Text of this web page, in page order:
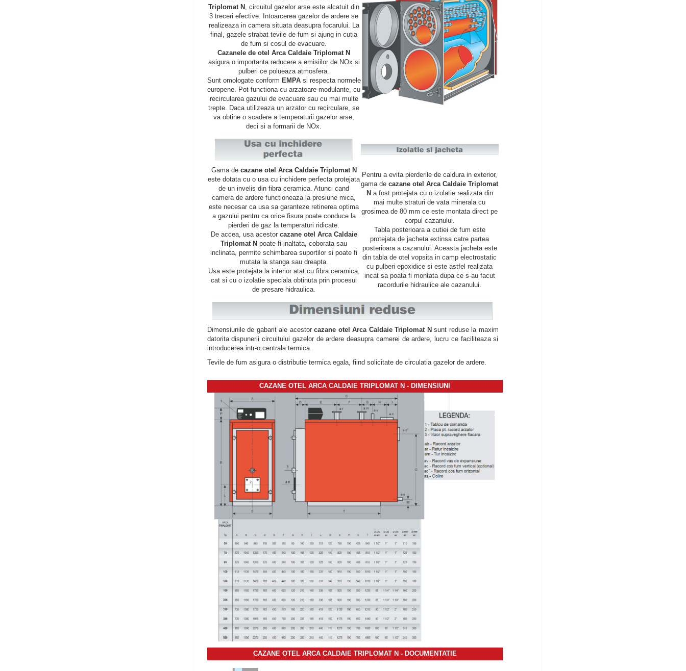
Triplomat N , circuitul gazelor arse este alcatuit din
3 treceri efective. Intoarcerea gazelor de ardere se
realizeaza in camera situata deasupra focarului. La
final, gazele strabat tevile de fum si ajung in cutia
de fum si cosul de evacuare.
Cazanele de otel Arca Caldaie Triplomat N
asigura o importanta reducere a emisiilor de NOx si
pulberi ce polueaza atmosfera.
Sunt omologate conform EMPA si respecta normele
europene. Pot functiona cu arzatoare modulante, cu
recircularea gazului de evacuare sau cu mai multe
trepte. Daca utilizeaza un arzator cu recirculare, se
va obtine o scadere a temperaturii gazelor arse,
deci si a formarii de NOx.
Gama de cazane otel Arca Caldaie Triplomat N
este dotata cu o usa cu inchidere perfecta protejata
de un invelis din fibra ceramica. Atunci cand
camera de ardere functioneaza la presiune mica,
este necesar ca usa sa garanteze retinerea optima
a gazului pentru ca orice fisura poate conduce la
pierderi de gaz la temperaturi ridicate.
De accea, usa acestorcazane otel Arca Caldaie
Triplomat N poate fi inaltata, coborata sau
inclinata, permite schimbarea suportilor si poate fi
mutata la stanga sau dreapta.
Usa este protejata la interior atat cu fibra ceramica,
cat si cu o izolatie speciala obtinuta prin procesul
de presare hidraulica.
Pentru a evita pierderile de caldura in exterior,
gama de cazane otel Arca Caldaie Triplomat
N a fost protejata cu o izolatie realizata din
mai multe straturi de vata minerala cu
grosimea de 80 mm ce este montata direct pe
corpul cazanului.
Tabla posterioara a cutiei de fum este
protejata de jacheta extinsa catre partea
posterioara a cazanului. Aceasta jacheta este
din tabla de otel vopsita in camp electrostatic
cu pulberi epoxidice si este astfel realizata
incat sa poata fi montata dupa ce s-au facut
racordurile hidraulice ale cazanului.
Dimensiunile de gabarit ale acestor cazane otel Arca Caldaie Triplomat N sunt reduse la maxim
datorita dispunerii circuitului gazelor de ardere deasupra camerei de ardere, lucru ce faciliteaza si
introducerea intr-o centrala termica.
Tevile de fum asigura o distributie termica egala, fiind solicitate de circulatia gazelor de ardere.
CAZANE OTEL ARCA CALDAIE TRIPLOMAT N - DIMENSIUNI
CAZANE OTEL ARCA CALDAIE TRIPLOMAT N - DOCUMENTATIE